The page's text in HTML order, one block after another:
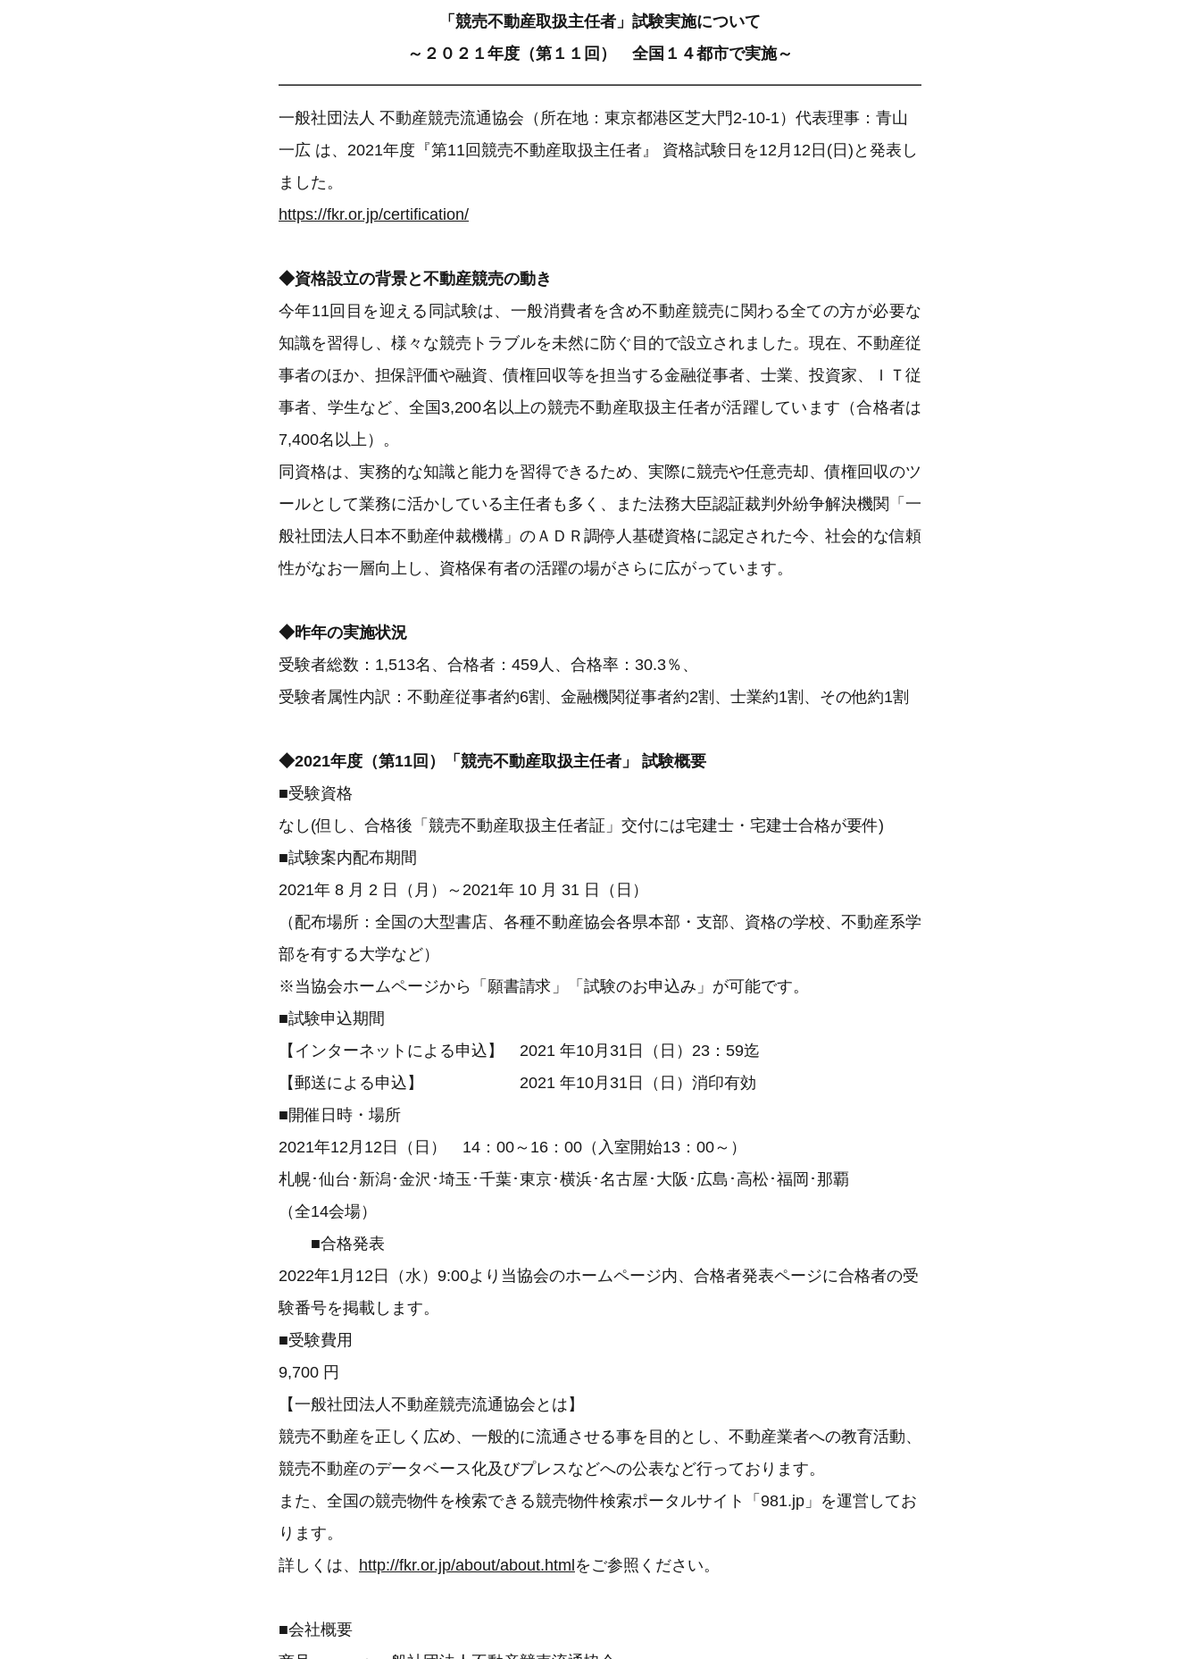
「競売不動産取扱主任者」試験実施について
～２０２１年度（第１１回） 全国１４都市で実施～
━━━━━━━━━━━━━━━━━━━━━━━━━━━━━━━━━━━━━━━━
一般社団法人 不動産競売流通協会（所在地：東京都港区芝大門2-10-1）代表理事：青山
一広 は、2021年度『第11回競売不動産取扱主任者』 資格試験日を12月12日(日)と発表し
ました。
https://fkr.or.jp/certification/
◆資格設立の背景と不動産競売の動き
今年11回目を迎える同試験は、一般消費者を含め不動産競売に関わる全ての方が必要な
知識を習得し、様々な競売トラブルを未然に防ぐ目的で設立されました。現在、不動産従
事者のほか、担保評価や融資、債権回収等を担当する金融従事者、士業、投資家、ＩＴ従
事者、学生など、全国3,200名以上の競売不動産取扱主任者が活躍しています（合格者は
7,400名以上）。
同資格は、実務的な知識と能力を習得できるため、実際に競売や任意売却、債権回収のツ
ールとして業務に活かしている主任者も多く、また法務大臣認証裁判外紛争解決機関「一
般社団法人日本不動産仲裁機構」のＡＤＲ調停人基礎資格に認定された今、社会的な信頼
性がなお一層向上し、資格保有者の活躍の場がさらに広がっています。
◆昨年の実施状況
受験者総数：1,513名、合格者：459人、合格率：30.3％、
受験者属性内訳：不動産従事者約6割、金融機関従事者約2割、士業約1割、その他約1割
◆2021年度（第11回）「競売不動産取扱主任者」 試験概要
■受験資格
なし(但し、合格後「競売不動産取扱主任者証」交付には宅建士・宅建士合格が要件)
■試験案内配布期間
2021年 8 月 2 日（月）～2021年 10 月 31 日（日）
（配布場所：全国の大型書店、各種不動産協会各県本部・支部、資格の学校、不動産系学
部を有する大学など）
※当協会ホームページから「願書請求」「試験のお申込み」が可能です。
■試験申込期間
【インターネットによる申込】 2021 年10月31日（日）23：59迄
【郵送による申込】 2021 年10月31日（日）消印有効
■開催日時・場所
2021年12月12日（日） 14：00～16：00（入室開始13：00～）
札幌･仙台･新潟･金沢･埼玉･千葉･東京･横浜･名古屋･大阪･広島･高松･福岡･那覇
（全14会場）
■合格発表
2022年1月12日（水）9:00より当協会のホームページ内、合格者発表ページに合格者の受
験番号を掲載します。
■受験費用
9,700 円
【一般社団法人不動産競売流通協会とは】
競売不動産を正しく広め、一般的に流通させる事を目的とし、不動産業者への教育活動、
競売不動産のデータベース化及びプレスなどへの公表など行っております。
また、全国の競売物件を検索できる競売物件検索ポータルサイト「981.jp」を運営してお
ります。
詳しくは、 http://fkr.or.jp/about/about.html をご参照ください。
■会社概要